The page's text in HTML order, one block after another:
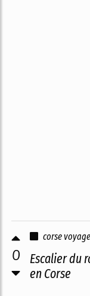
0
corse
Escalier du
en Corse